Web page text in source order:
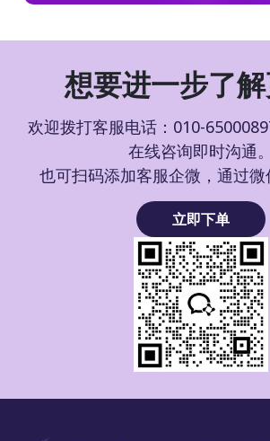
想要进一步了
欢迎拨打客服电话：010-
在线咨询即时沟通。
也可扫码添加客服企微，通过微
立即下单